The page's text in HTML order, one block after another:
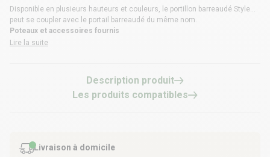
Disponible en plusieurs hauteurs et couleurs, le portillon barreaudé Style
peut se coupler avec le portail barreaudé du même nom.
Poteaux et accessoires fournis
Lire la suite
Description produit
Les produits compatibles
Livraison à domicile